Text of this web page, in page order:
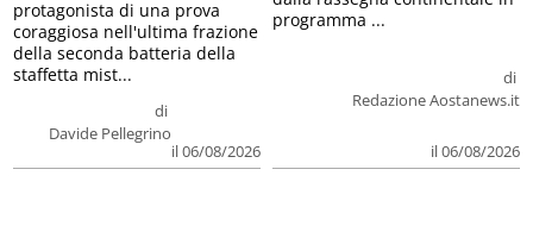
di
Davide Pellegrino
il 06/08/2026
protagonista di una prova
coraggiosa nell'ultima frazione
della seconda batteria della
staffetta mist...
di
Redazione Aostanews.it
il 06/08/2026
programma ...